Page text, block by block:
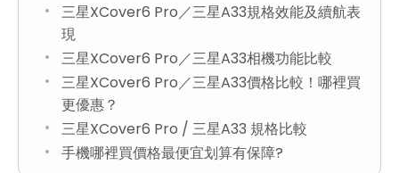
三星XCover6 Pro／三星A33規格效能及續航表
現
三星XCover6 Pro／三星A33相機功能比較
三星XCover6 Pro／三星A33價格比較！哪裡買
更優惠？
三星XCover6 Pro / 三星A33 規格比較
手機哪裡買價格最便宜划算有保障?